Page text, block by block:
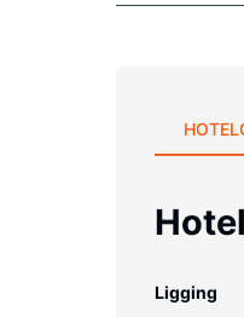
Ligging